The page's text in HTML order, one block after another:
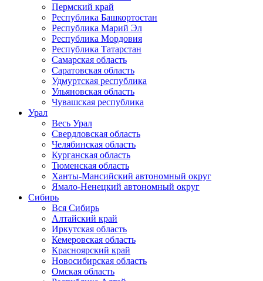
Пермский край
Республика Башкортостан
Республика Марий Эл
Республика Мордовия
Республика Татарстан
Самарская область
Саратовская область
Удмуртская республика
Ульяновская область
Чувашская республика
Урал
Весь Урал
Свердловская область
Челябинская область
Курганская область
Тюменская область
Ханты-Мансийский автономный округ
Ямало-Ненецкий автономный округ
Сибирь
Вся Сибирь
Алтайский край
Иркутская область
Кемеровская область
Красноярский край
Новосибирская область
Омская область